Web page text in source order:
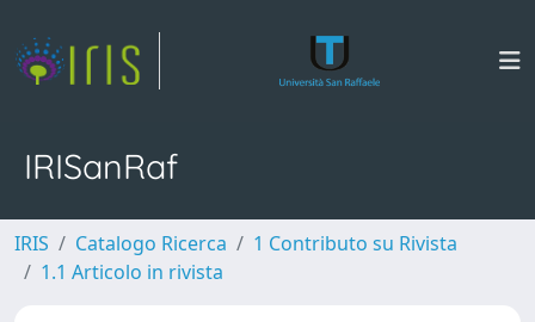
IRISanRaf
IRIS Catalogo Ricerca
1 Contributo su Rivista
1.1 Articolo in rivista